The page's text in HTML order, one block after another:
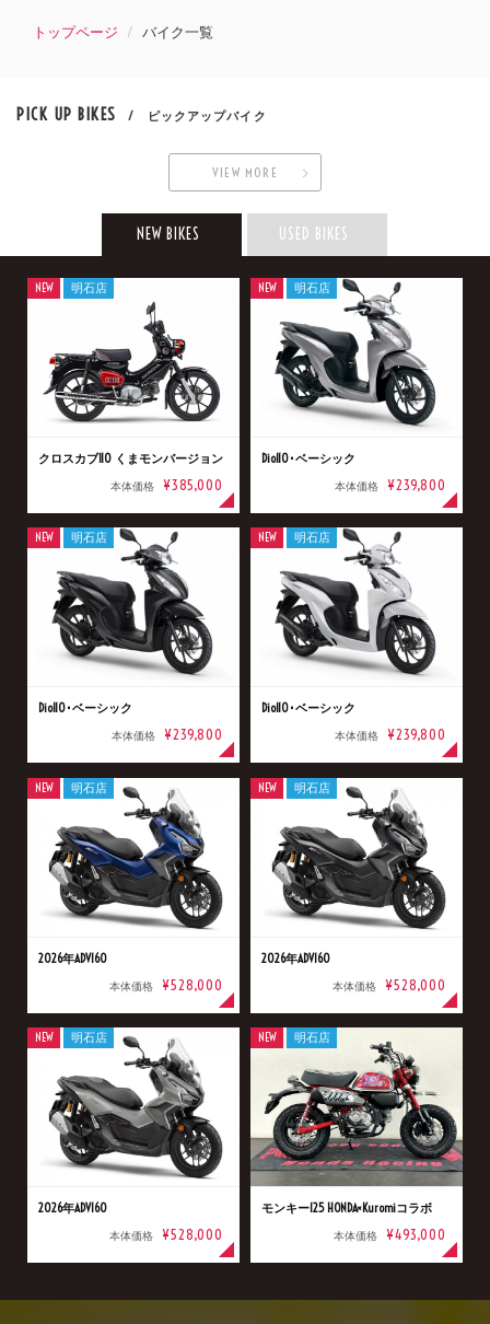
トップページ バイク一覧
PICK UP BIKES / ピックアップバイク
VIEW MORE
NEW BIKES USED BIKES
クロスカブ110 くまモンバージョン
本体価格 ¥385,000
NEW 明石店
Dio110･ベーシック
本体価格 ¥239,800
NEW 明石店
Dio110･ベーシック
本体価格 ¥239,800
NEW 明石店
Dio110･ベーシック
本体価格 ¥239,800
NEW 明石店
2026年ADV160
本体価格 ¥528,000
NEW 明石店
2026年ADV160
本体価格 ¥528,000
NEW 明石店
2026年ADV160
本体価格 ¥528,000
NEW 明石店
モンキー125 HONDA×Kuromiコラボ
本体価格 ¥493,000
NEW 明石店